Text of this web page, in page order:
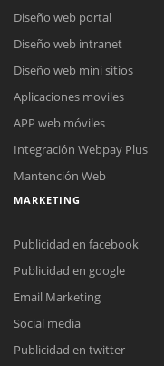
Diseño web portal
Diseño web intranet
Diseño web mini sitios
Aplicaciones moviles
APP web móviles
Integración Webpay Plus
Mantención Web
MARKETING
Publicidad en facebook
Publicidad en google
Email Marketing
Social media
Publicidad en twitter